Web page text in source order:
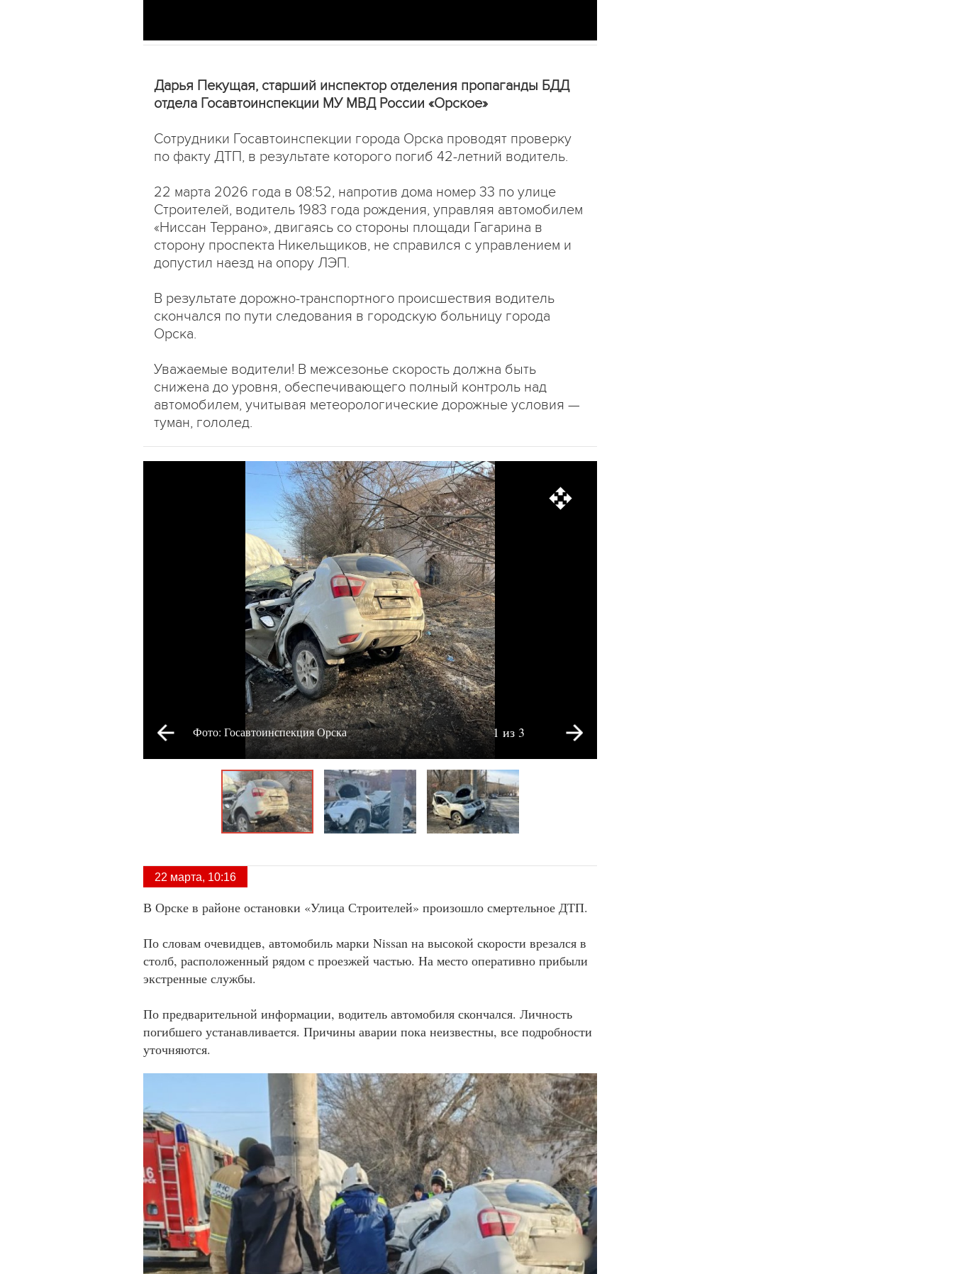
Дарья Пекущая, старший инспектор отделения пропаганды БДД
отдела Госавтоинспекции МУ МВД России «Орское»
Сотрудники Госавтоинспекции города Орска проводят проверку
по факту ДТП, в результате которого погиб 42-летний водитель.
22 марта 2026 года в 08:52, напротив дома номер 33 по улице
Строителей, водитель 1983 года рождения, управляя автомобилем
«Ниссан Террано», двигаясь со стороны площади Гагарина в
сторону проспекта Никельщиков, не справился с управлением и
допустил наезд на опору ЛЭП.
В результате дорожно-транспортного происшествия водитель
скончался по пути следования в городскую больницу города
Орска.
Уважаемые водители! В межсезонье скорость должна быть
снижена до уровня, обеспечивающего полный контроль над
автомобилем, учитывая метеорологические дорожные условия —
туман, гололед.
Фото: Госавтоинспекция Орска 1 из 3
22 марта, 10:16
В Орске в районе остановки «Улица Строителей» произошло смертельное ДТП.
По словам очевидцев, автомобиль марки Nissan на высокой скорости врезался в
столб, расположенный рядом с проезжей частью. На место оперативно прибыли
экстренные службы.
По предварительной информации, водитель автомобиля скончался. Личность
погибшего устанавливается. Причины аварии пока неизвестны, все подробности
уточняются.